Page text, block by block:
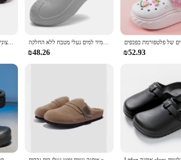
קיץ גברים נשים כפכפים הסוואה פלטפורמת חיצוני נעל כפכפים חוף סנדלי זכר רך EVA מקורה בית שקופיות מאהב כפכפים נעלי שף ארבע עונות קיץ נעלי בית קיץ עמיד למים נעלי מטבח ללא החלקה
₪48.26 ₪52.93